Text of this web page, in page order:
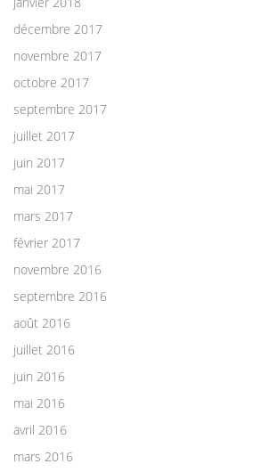
décembre 2017
novembre 2017
octobre 2017
septembre 2017
juillet 2017
juin 2017
mai 2017
mars 2017
février 2017
novembre 2016
septembre 2016
août 2016
juillet 2016
juin 2016
mai 2016
avril 2016
mars 2016